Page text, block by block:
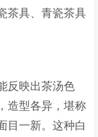
茶具、青瓷茶具
反映出茶汤色
造型各异，堪称
目一新。这种白